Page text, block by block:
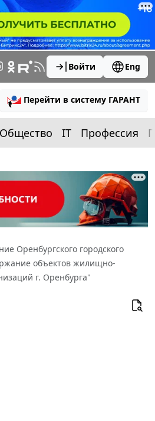
Войти Eng
Перейти в систему ГАРАНТ
Общество IT Профессия
Оренбургского городского
объектов жилищно-
г. Оренбурга"